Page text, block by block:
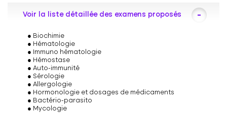
Voir la liste détaillée des examens proposés
Biochimie
Hématologie
Immuno hématologie
Hémostase
Auto-immunité
Sérologie
Allergologie
Hormonologie et dosages de médicaments
Bactério-parasito
Mycologie